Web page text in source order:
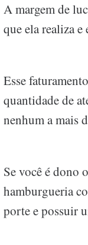
A margem de
que ela realiza
Esse
quantidade de
nenhum a mais
Se você é dono
hamburgueria
porte e possuir